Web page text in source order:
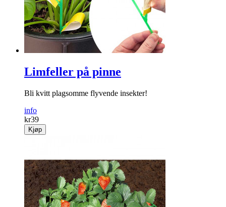
Limfeller på pinne
Bli kvitt plagsomme flyvende insekter!
info
kr39
Kjøp